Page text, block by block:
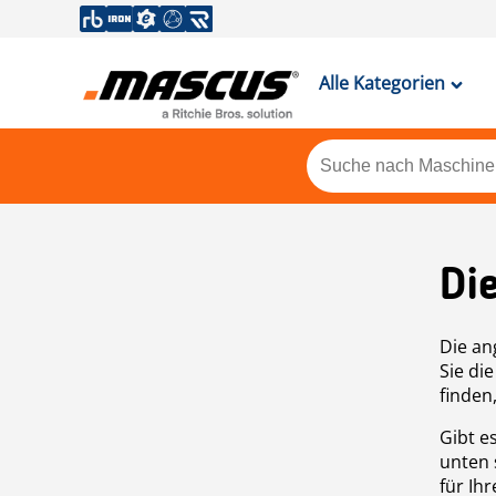
Alle Kategorien
Die
Sie
Gibt
unten
für